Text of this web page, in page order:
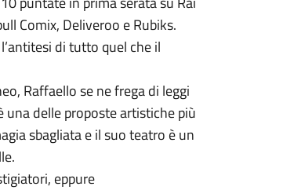
Comix, Deliveroo e Rubiks.
di tutto quel che il
Raffaello se ne frega di leggi
una delle proposte artistiche più
sbagliata e il suo teatro è un
eppure